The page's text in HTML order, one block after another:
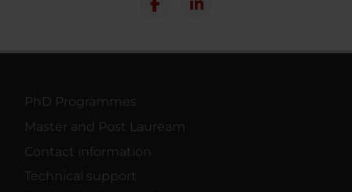
PhD Programmes
Master and Post Lauream
Contact information
Technical support